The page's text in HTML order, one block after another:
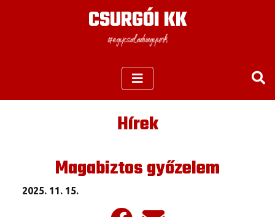
CSURGÓI KK
Hírek
Magabiztos győzelem
2025. 11. 15.